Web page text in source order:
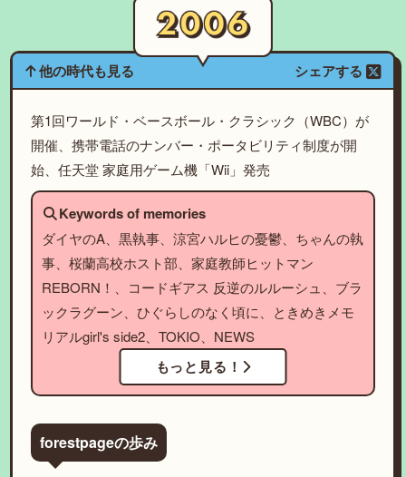
他の時代も見る シェアする
第1回ワールド・ベースボール・クラシック（WBC）が
開催、携帯電話のナンバー・ポータビリティ制度が開
始、任天堂 家庭用ゲーム機「Wii」発売
Keywords of memories
ダイヤのA、黒執事、涼宮ハルヒの憂鬱、ちゃんの執
事、桜蘭高校ホスト部、家庭教師ヒットマン
REBORN！、コードギアス 反逆のルルーシュ、ブラ
ックラグーン、ひぐらしのなく頃に、ときめきメモ
リアルgirl's side2、TOKIO、NEWS
もっと見る！
forestpageの歩み